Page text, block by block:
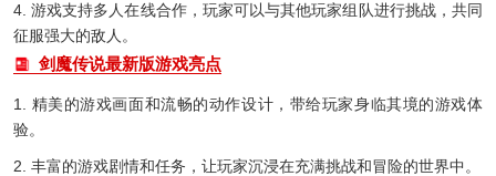
4. 游戏支持多人在线合作，玩家可以与其他玩家组队进行挑战，共同
征服强大的敌人。
剑魔传说最新版游戏亮点
1. 精美的游戏画面和流畅的动作设计，带给玩家身临其境的游戏体
验。
2. 丰富的游戏剧情和任务，让玩家沉浸在充满挑战和冒险的世界中。